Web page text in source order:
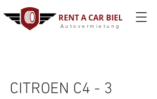
RENT A CAR BIEL
Autovermietung
CITROEN C4 - 3